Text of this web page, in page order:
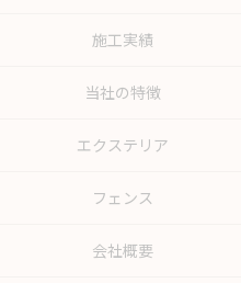
施工実績
当社の特徴
エクステリア
フェンス
会社概要